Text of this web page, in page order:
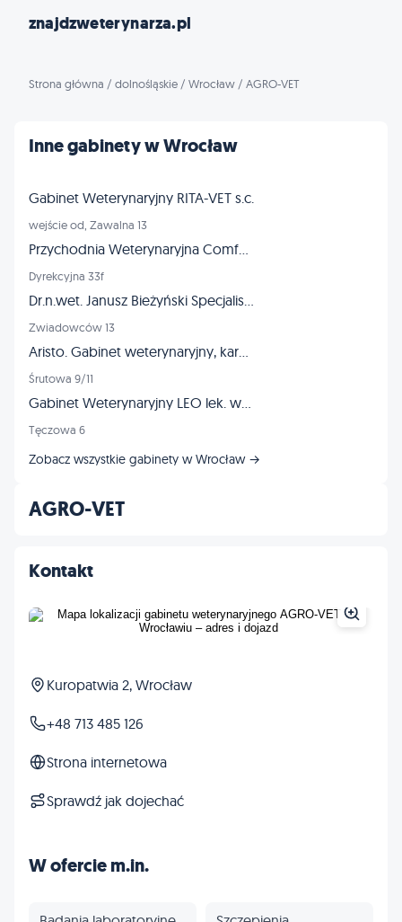
znajdzweterynarza.pl
Strona główna / dolnośląskie / Wrocław / AGRO-VET
AGRO-VET
Kontakt
Kuropatwia 2, Wrocław
+48 713 485 126
Strona internetowa
Sprawdź jak dojechać
W ofercie m.in.
Inne gabinety w Wrocław
Gabinet Weterynaryjny RITA-VET s.c.
wejście od, Zawalna 13
Przychodnia Weterynaryjna ComfortVET
Dyrekcyjna 33f
Dr.n.wet. Janusz Bieżyński Specjalista chirurg - złamania dysplazja
Zwiadowców 13
Aristo. Gabinet weterynaryjny, karmy dla zwierząt, strzyżenie
Śrutowa 9/11
Gabinet Weterynaryjny LEO lek. wet. Tomasz Frankowski
Tęczowa 6
Zobacz wszystkie gabinety w Wrocław →